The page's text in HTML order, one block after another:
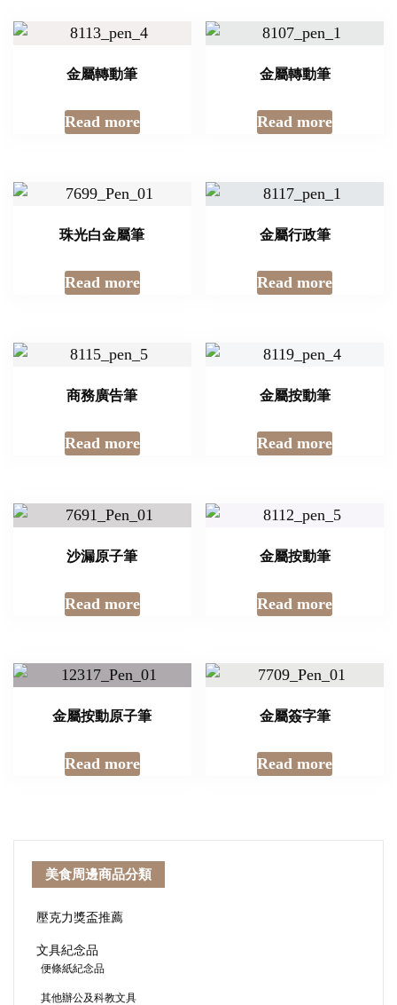
金屬轉動筆
Read more
金屬轉動筆
Read more
珠光白金屬筆
Read more
金屬行政筆
Read more
商務廣告筆
Read more
金屬按動筆
Read more
沙漏原子筆
Read more
金屬按動筆
Read more
金屬按動原子筆
Read more
金屬簽字筆
Read more
美食周邊商品分類
壓克力獎盃推薦
文具紀念品
便條紙紀念品
其他辦公及科教文具